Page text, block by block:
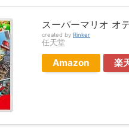
スーパーマリオ オ
created by Rinker
任天堂
Amazon 楽